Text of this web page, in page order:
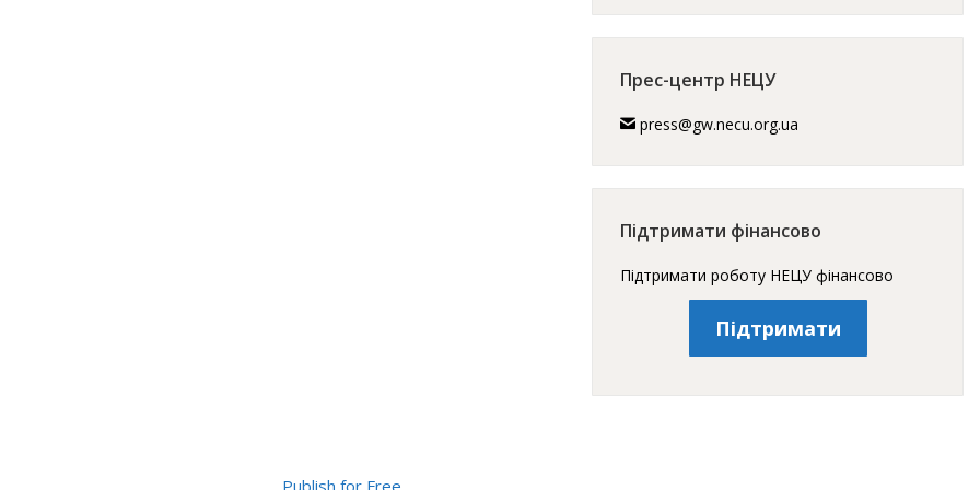
Прес-центр НЕЦУ
press@gw.necu.org.ua
Підтримати фінансово
Підтримати роботу НЕЦУ фінансово
Підтримати